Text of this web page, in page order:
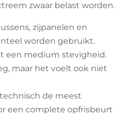
zwaar belast worden.
zijpanelen en
worden gebruikt.
een medium stevigheid.
maar het voelt ook niet
de meest
een complete opfrisbeurt